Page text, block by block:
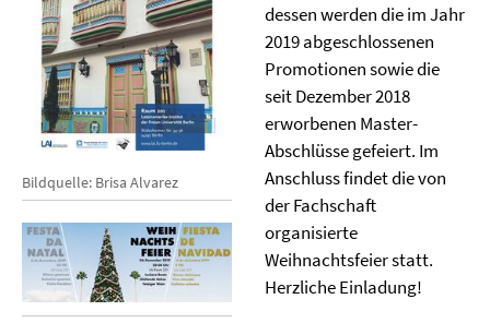
Bildquelle: Brisa Alvarez
dessen werden die im Jahr
2019 abgeschlossenen
Promotionen sowie die
seit Dezember 2018
erworbenen Master-
Abschlüsse gefeiert. Im
Anschluss findet die von
der Fachschaft
organisierte
Weihnachtsfeier statt.
Herzliche Einladung!